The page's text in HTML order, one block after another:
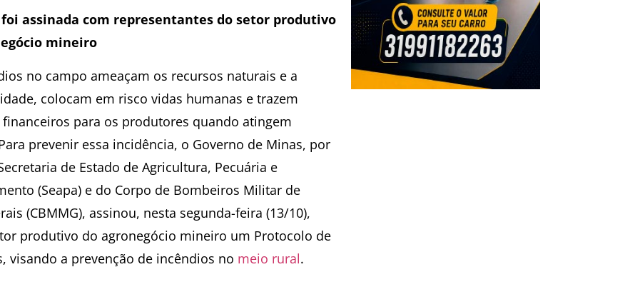
assinada com representantes do setor produtivo
mineiro
no campo ameaçam os recursos naturais e a
colocam em risco vidas humanas e trazem
para os produtores quando atingem
prevenir essa incidência, o Governo de Minas, por
de Estado de Agricultura, Pecuária e
(Seapa) e do Corpo de Bombeiros Militar de
(CBMMG), assinou, nesta segunda-feira (13/10),
produtivo do agronegócio mineiro um Protocolo de
visando a prevenção de incêndios no meio rural.